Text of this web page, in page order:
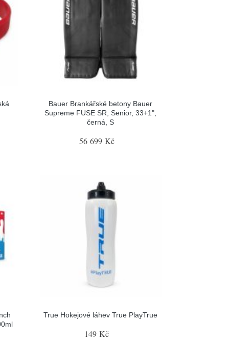
Bauer Brankářské betony Bauer
Supreme FUSE SR, Senior, 33+1",
černá, S
56 699 Kč
True Hokejové láhev True PlayTrue
149 Kč